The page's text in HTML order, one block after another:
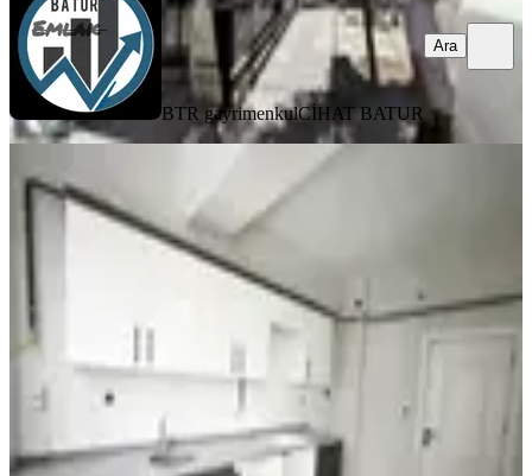
BTR gayrimenkulCİHAT BATUR
Ara
Paşaköşkü Kemal Özalper Ortaokulu
Yanı Arakat 3+1 Daire
Battalgazi, Hacı Abdi Mahallesi
110 m²·2. Kat
4.250.000 ₺
GÜVEN EMLAK GAYRİMENKUL &
DANIŞMANLIK
Ramazan BAYINDIR